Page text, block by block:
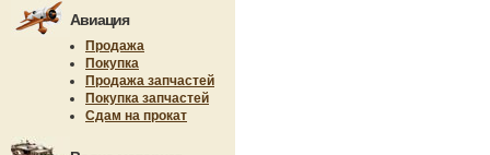
Авиация
Продажа
Покупка
Продажа запчастей
Покупка запчастей
Сдам на прокат